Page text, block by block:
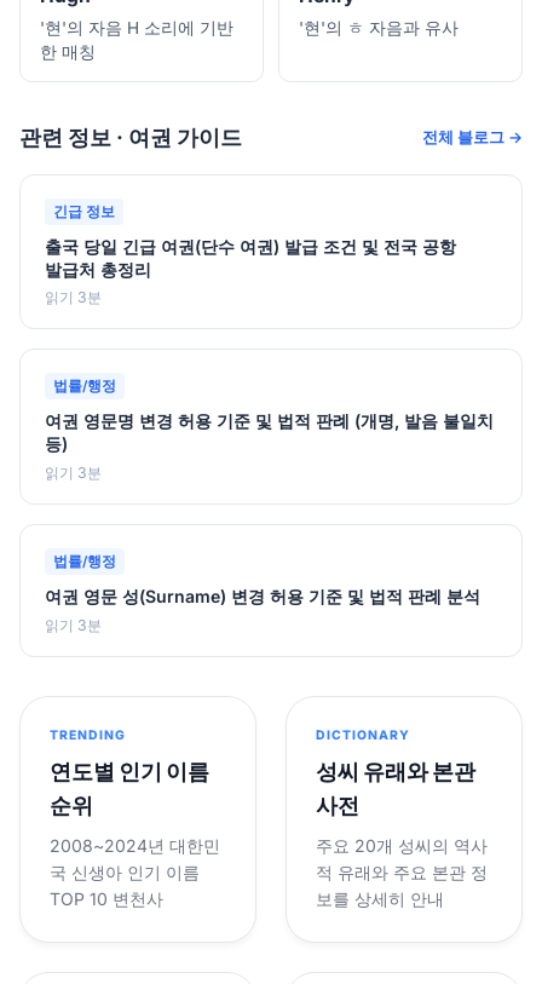
'현'의 자음 H 소리에 기반
한 매칭
'현'의 ㅎ 자음과 유사
관련 정보 · 여권 가이드 전체 블로그 →
긴급 정보
출국 당일 긴급 여권(단수 여권) 발급 조건 및 전국 공항
발급처 총정리
읽기 3분
법률/행정
여권 영문명 변경 허용 기준 및 법적 판례 (개명, 발음 불일치
등)
읽기 3분
법률/행정
여권 영문 성(Surname) 변경 허용 기준 및 법적 판례 분석
읽기 3분
TRENDING
연도별 인기 이름
순위
2008~2024년 대한민
국 신생아 인기 이름
TOP 10 변천사
DICTIONARY
성씨 유래와 본관
사전
주요 20개 성씨의 역사
적 유래와 주요 본관 정
보를 상세히 안내